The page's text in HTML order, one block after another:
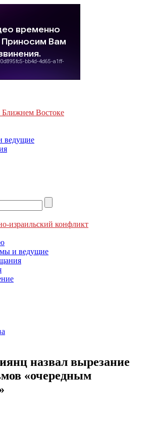
Востоке
ведущие
израильский конфликт
и ведущие
назвал вырезание
«очередным